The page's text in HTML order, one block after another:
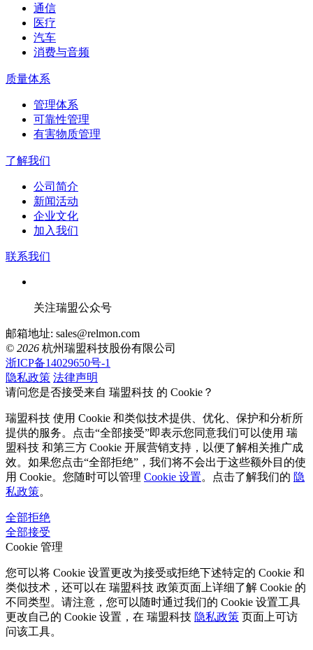
通信
医疗
汽车
消费与音频
质量体系
管理体系
可靠性管理
有害物质管理
了解我们
公司简介
新闻活动
企业文化
加入我们
联系我们
关注瑞盟公众号
邮箱地址: sales@relmon.com
© 2026 杭州瑞盟科技股份有限公司
浙ICP备14029650号-1
隐私政策 法律声明
请问您是否接受来自 瑞盟科技 的 Cookie？
瑞盟科技 使用 Cookie 和类似技术提供、优化、保护和分析所
提供的服务。点击“全部接受”即表示您同意我们可以使用 瑞
盟科技 和第三方 Cookie 开展营销支持，以便了解相关推广成
效。如果您点击“全部拒绝”，我们将不会出于这些额外目的使
用 Cookie。您随时可以管理 Cookie 设置。点击了解我们的 隐
私政策。
全部拒绝
全部接受
Cookie 管理
您可以将 Cookie 设置更改为接受或拒绝下述特定的 Cookie 和
类似技术，还可以在 瑞盟科技 政策页面上详细了解 Cookie 的
不同类型。请注意，您可以随时通过我们的 Cookie 设置工具
更改自己的 Cookie 设置，在 瑞盟科技 隐私政策 页面上可访
问该工具。